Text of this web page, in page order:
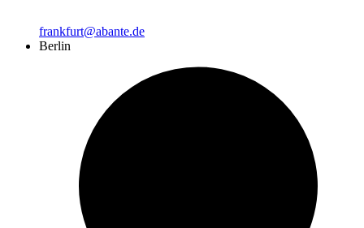
frankfurt@abante.de
Berlin